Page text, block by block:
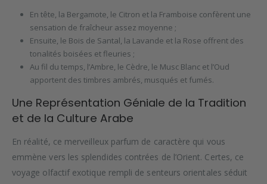
En tête, la Bergamote, le Citron et la Framboise confèrent une
sensation de fraîcheur assez moyenne ;
Ensuite, le Bois de Santal, la Lavande et la Rose offrent des
tonalités boisées et fleuries ;
Au fil du temps, l’Ambre, le Cèdre, le Musc Blanc et l’Oud
apportent des timbres ambrés, musqués et fumés.
Une Représentation Géniale de la Tradition
et de la Culture Arabe
En réalité, ce merveilleux parfum de caractère qui vous
emmène vers les splendides contrées de l’Orient. Certes, ce
voyage olfactif exotique rempli de senteurs orientales séduit